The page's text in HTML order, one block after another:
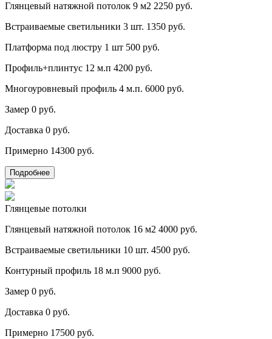
Глянцевый натяжной потолок 9 м2 2250 руб.
Встраиваемые светильники 3 шт. 1350 руб.
Платформа под люстру 1 шт 500 руб.
Профиль+плинтус 12 м.п 4200 руб.
Многоуровневый профиль 4 м.п. 6000 руб.
Замер 0 руб.
Доставка 0 руб.
Примерно 14300 руб.
Подробнее
Глянцевые потолки
Глянцевый натяжной потолок 16 м2 4000 руб.
Встраиваемые светильники 10 шт. 4500 руб.
Контурный профиль 18 м.п 9000 руб.
Замер 0 руб.
Доставка 0 руб.
Примерно 17500 руб.